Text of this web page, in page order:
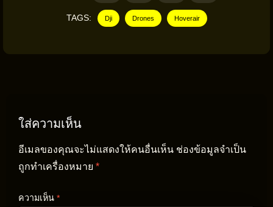
TAGS: Dji Drones Hoverair
ใส่ความเห็น
อีเมลของคุณจะไม่แสดงให้คนอื่นเห็น ช่องข้อมูลจำเป็น
ถูกทำเครื่องหมาย *
ความเห็น *